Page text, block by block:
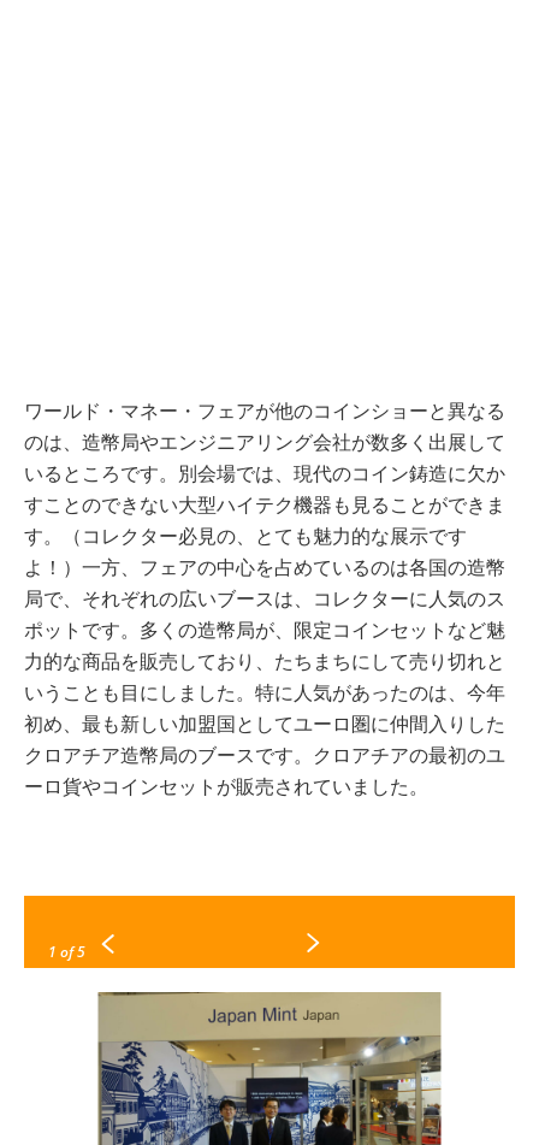
ワールド・マネー・フェアが他のコインショーと異なる
のは、造幣局やエンジニアリング会社が数多く出展して
いるところです。別会場では、現代のコイン鋳造に欠か
すことのできない大型ハイテク機器も見ることができま
す。（コレクター必見の、とても魅力的な展示です
よ！）一方、フェアの中心を占めているのは各国の造幣
局で、それぞれの広いブースは、コレクターに人気のス
ポットです。多くの造幣局が、限定コインセットなど魅
力的な商品を販売しており、たちまちにして売り切れと
いうことも目にしました。特に人気があったのは、今年
初め、最も新しい加盟国としてユーロ圏に仲間入りした
クロアチア造幣局のブースです。クロアチアの最初のユ
ーロ貨やコインセットが販売されていました。
1 of 5